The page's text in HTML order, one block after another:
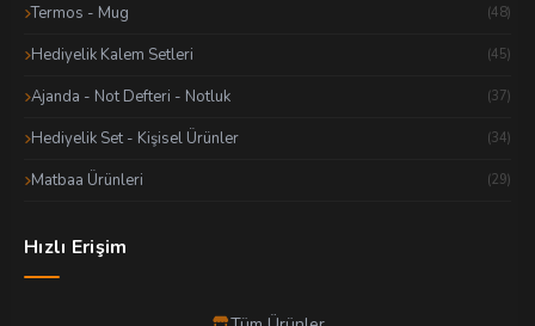
Termos - Mug (48)
Hediyelik Kalem Setleri (45)
Ajanda - Not Defteri - Notluk (37)
Hediyelik Set - Kişisel Ürünler (34)
Matbaa Ürünleri (29)
Hızlı Erişim